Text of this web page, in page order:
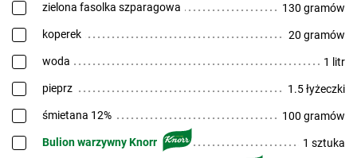
zielona fasolka szparagowa 130 gramów
koperek 20 gramów
woda 1 litr
pieprz 1.5 łyżeczki
śmietana 12% 100 gramów
Bulion warzywny Knorr 1 sztuka